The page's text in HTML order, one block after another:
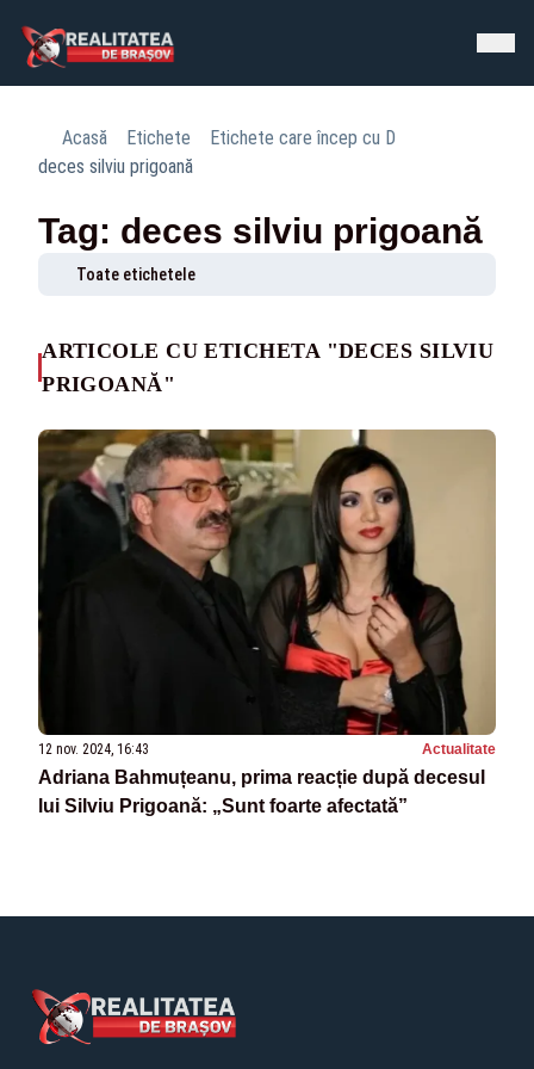
Acasă Etichete
Etichete care încep cu D
deces silviu prigoană
Tag: deces silviu prigoană
Toate etichetele
ARTICOLE CU ETICHETA "DECES SILVIU
PRIGOANĂ"
12 nov. 2024, 16:43 Actualitate
Adriana Bahmuțeanu, prima reacție după decesul
lui Silviu Prigoană: „Sunt foarte afectată”